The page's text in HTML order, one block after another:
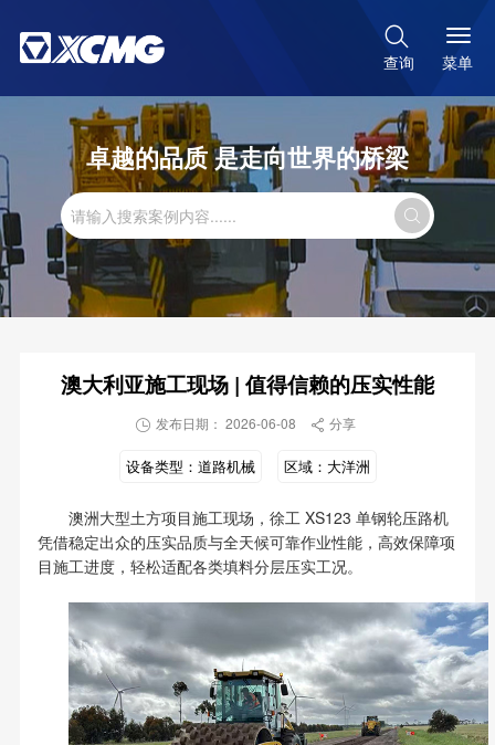

查询 菜单
卓越的品质 是走向世界的桥梁

澳大利亚施工现场 | 值得信赖的压实性能
 发布日期： 2026-06-08  分享
设备类型： 道路机械 区域： 大洋洲
澳洲大型土方项目施工现场，徐工 XS123 单钢轮压路机
凭借稳定出众的压实品质与全天候可靠作业性能，高效保障项
目施工进度，轻松适配各类填料分层压实工况。